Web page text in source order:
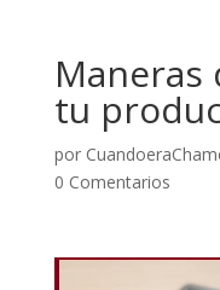
Maneras
tu
por
0 Comentarios